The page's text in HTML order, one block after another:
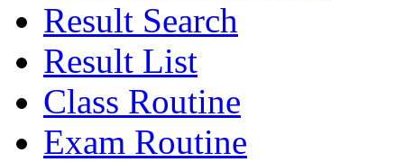
Result Search
Result List
Class Routine
Exam Routine